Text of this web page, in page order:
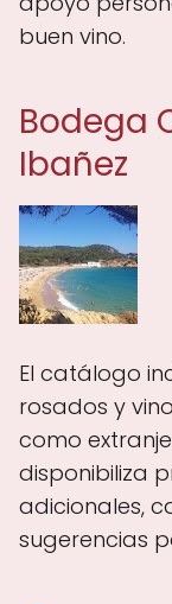
buen vino.
Bodega
Ibañez
El catálogo
rosados y
como
disponibiliza
adicionales,
sugerencias